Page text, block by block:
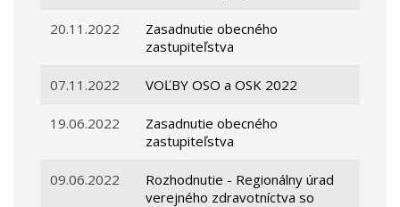
20.11.2022
Zasadnutie obecného
zastupiteľstva
07.11.2022 VOĽBY OSO a OSK 2022
19.06.2022
Zasadnutie obecného
zastupiteľstva
09.06.2022
Rozhodnutie - Regionálny úrad
verejného zdravotníctva so